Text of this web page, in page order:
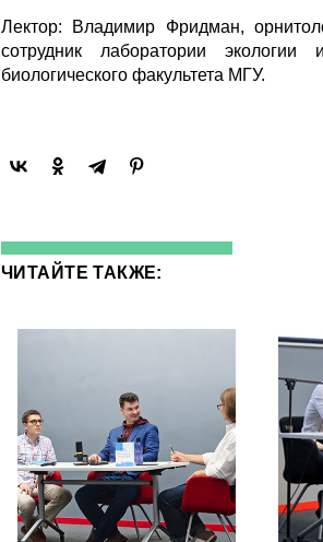
Лектор: Владимир Фридман,
сотрудник лаборатории
биологического факультета МГУ.
ЧИТАЙТЕ ТАКЖЕ: